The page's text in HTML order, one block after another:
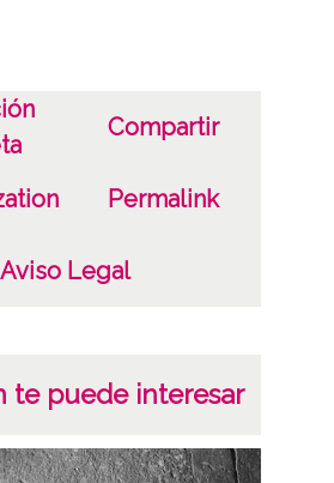
Compartir
Permalink
Aviso Legal
te puede interesar